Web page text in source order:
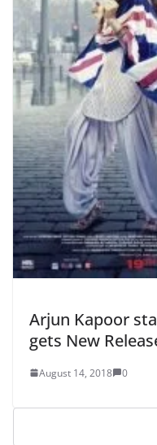
Arjun Kapoor
gets New
August 14, 2018 0